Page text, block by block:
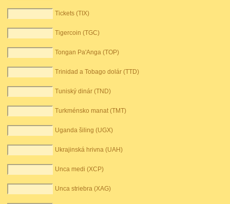
Tickets (TIX)
Tigercoin (TGC)
Tongan Pa'Anga (TOP)
Trinidad a Tobago dolár (TTD)
Tuniský dinár (TND)
Turkménsko manat (TMT)
Uganda šiling (UGX)
Ukrajinská hrivna (UAH)
Unca medi (XCP)
Unca striebra (XAG)